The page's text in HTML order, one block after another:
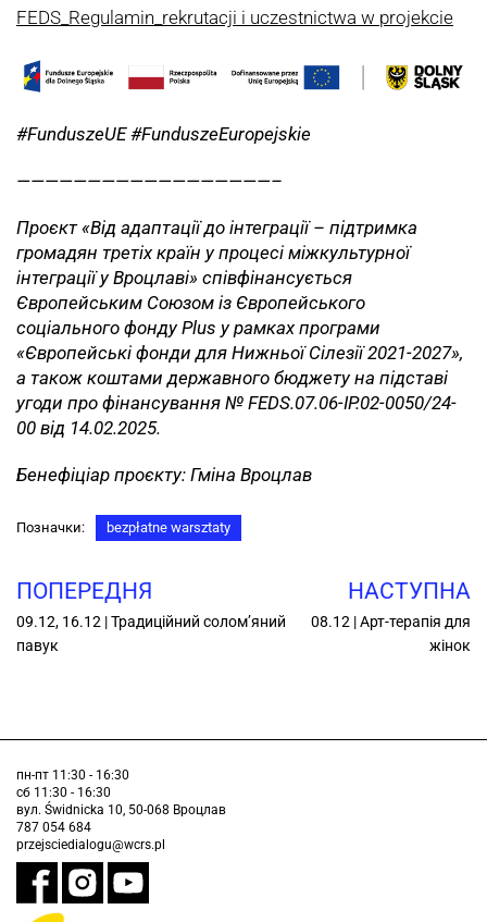
FEDS_Regulamin_rekrutacji i uczestnictwa w projekcie
#FunduszeUE #FunduszeEuropejskie
——————————————————–
Проєкт «Від адаптації до інтеграції – підтримка
громадян третіх країн у процесі міжкультурної
інтеграції у Вроцлаві» співфінансується
Європейським Союзом із Європейського
соціального фонду Plus у рамках програми
«Європейські фонди для Нижньої Сілезії 2021-2027»,
а також коштами державного бюджету на підставі
угоди про фінансування № FEDS.07.06-IP.02-0050/24-
00 від 14.02.2025.
Бенефіціар проєкту: Гміна Вроцлав
Позначки: bezpłatne warsztaty
ПОПЕРЕДНЯ
09.12, 16.12 | Традиційний солом’яний
павук
НАСТУПНА
08.12 | Арт-терапія для
жінок
пн-пт 11:30 - 16:30
сб 11:30 - 16:30
вул. Świdnicka 10, 50-068 Вроцлав
787 054 684
przejsciedialogu@wcrs.pl